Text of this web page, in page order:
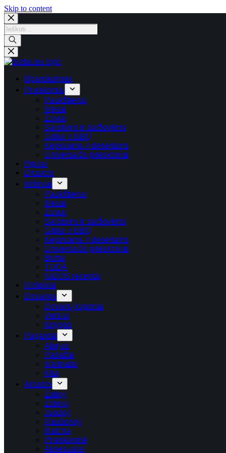
Skip to contentSkip
content
Products
search
Išpardavimas
Prieskoniai
Paukštienai
Mėsai
Žuviai
Salotoms ir daržovėms
Griliui ir BBQ
Kepiniams ir desertams
Universalūs prieskoniai
Pipirai
Druskos
Mišiniai
Paukštienai
Mėsai
Žuviai
Salotoms ir daržovėms
Griliui ir BBQ
Kepiniams ir desertams
Universalūs prieskoniai
Burtai
TODA
NIDOS receptai
Rinkiniai
Dovanos
Dovanų kuponai
Verslui
Knygos
Pagardai
Aliejus
Padažai
Marinatai
Kita
Arbatos
Žalioji
Žolelių
Juodoji
Raudonoji
Matcha
Prieskoninė
Aksesuarai